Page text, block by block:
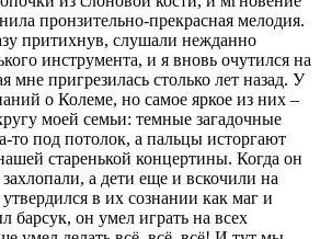
пронзительно‑прекрасная мелодия.
притихнув, слушали нежданно
инструмента, и я вновь очутился на
мне пригрезилась столько лет назад. У
о Колеме, но самое яркое из них –
моей семьи: темные загадочные
под потолок, а пальцы исторгают
старенькой концертины. Когда он
а дети еще и вскочили на
в их сознании как маг и
барсук, он умел играть на всех